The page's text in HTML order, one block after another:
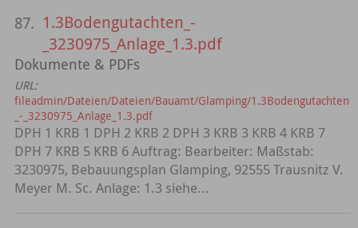
87. 1.3Bodengutachten_-
_3230975_Anlage_1.3.pdf
Dokumente & PDFs
URL:
fileadmin/Dateien/Dateien/Bauamt/Glamping/1.3Bodengutachten
_-_3230975_Anlage_1.3.pdf
DPH 1 KRB 1 DPH 2 KRB 2 DPH 3 KRB 3 KRB 4 KRB 7
DPH 7 KRB 5 KRB 6 Auftrag: Bearbeiter: Maßstab:
3230975, Bebauungsplan Glamping, 92555 Trausnitz V.
Meyer M. Sc. Anlage: 1.3 siehe...